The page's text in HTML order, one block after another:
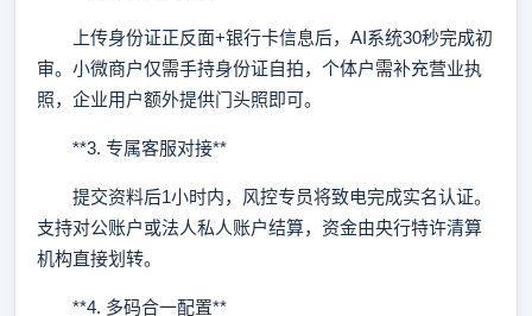
上传身份证正反面+银行卡信息后，AI系统30秒完成初
审。小微商户仅需手持身份证自拍，个体户需补充营业执
照，企业用户额外提供门头照即可。
**3. 专属客服对接**
提交资料后1小时内，风控专员将致电完成实名认证。
支持对公账户或法人私人账户结算，资金由央行特许清算
机构直接划转。
**4. 多码合一配置**